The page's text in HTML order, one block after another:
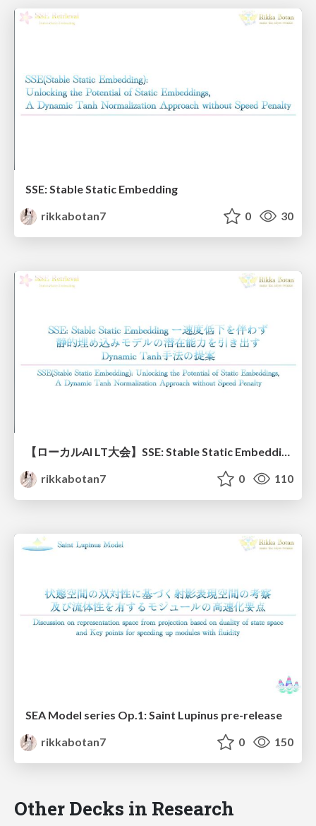
SSE: Stable Static Embedding
rikkabotan7
0 30
【ローカルAI LT大会】SSE: Stable Static Embedding ー速度低下を伴わず 静的埋め込みモデルの潜在能力を引き出す Dynamic Tanh手法の提案
rikkabotan7
0 110
SEA Model series Op.1: Saint Lupinus pre-release
rikkabotan7
0 150
Other Decks in Research